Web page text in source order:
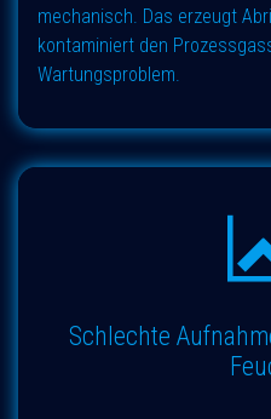
mechanisch. Das erzeugt
kontaminiert den
Wartungsproblem.
Schlechte